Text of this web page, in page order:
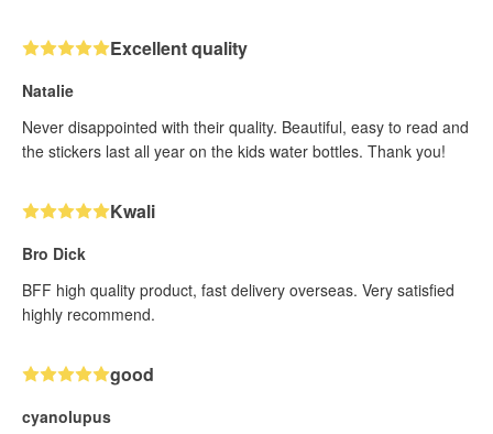
Excellent quality
Natalie
Never disappointed with their quality. Beautiful, easy to read and
the stickers last all year on the kids water bottles. Thank you!
Kwali
Bro Dick
BFF high quality product, fast delivery overseas. Very satisfied
highly recommend.
good
cyanolupus